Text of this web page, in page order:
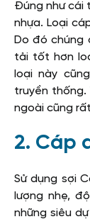
Đúng như cái
nhựa. Loại
Do đó chúng
tải tốt hơn
loại này
truyền thống.
ngoài cũng
2. Cáp
Sử dụng sợi
lượng nhẹ,
những siêu